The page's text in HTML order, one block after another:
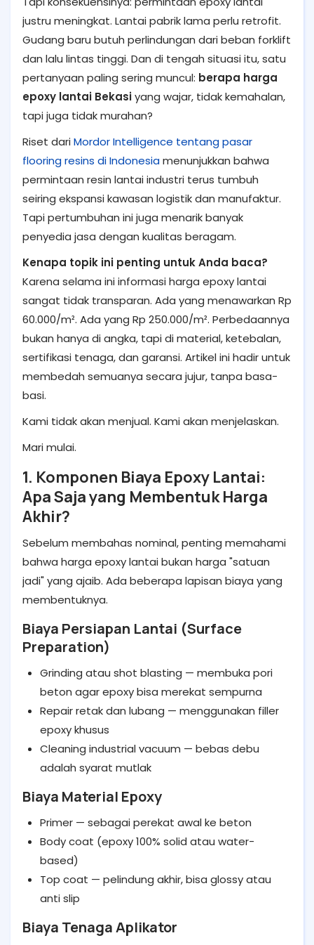
justru meningkat. Lantai pabrik lama perlu retrofit.
Gudang baru butuh perlindungan dari beban forklift
dan lalu lintas tinggi. Dan di tengah situasi itu, satu
pertanyaan paling sering muncul: berapa harga
epoxy lantai Bekasiyang wajar, tidak kemahalan,
tapi juga tidak murahan?
Riset dariMordor Intelligence tentang pasar
flooring resins di Indonesiamenunjukkan bahwa
permintaan resin lantai industri terus tumbuh
seiring ekspansi kawasan logistik dan manufaktur.
Tapi pertumbuhan ini juga menarik banyak
penyedia jasa dengan kualitas beragam.
Kenapa topik ini penting untuk Anda baca?
Karena selama ini informasi harga epoxy lantai
sangat tidak transparan. Ada yang menawarkan Rp
60.000/m². Ada yang Rp 250.000/m². Perbedaannya
bukan hanya di angka, tapi di material, ketebalan,
sertifikasi tenaga, dan garansi. Artikel ini hadir untuk
membedah semuanya secara jujur, tanpa basa-
basi.
Kami tidak akan menjual. Kami akan menjelaskan.
Mari mulai.
1. Komponen Biaya Epoxy Lantai:
Apa Saja yang Membentuk Harga
Akhir?
Sebelum membahas nominal, penting memahami
bahwa harga epoxy lantai bukan harga "satuan
jadi" yang ajaib. Ada beberapa lapisan biaya yang
membentuknya.
Biaya Persiapan Lantai (Surface
Preparation)
Grinding atau shot blasting — membuka pori
beton agar epoxy bisa merekat sempurna
Repair retak dan lubang — menggunakan filler
epoxy khusus
Cleaning industrial vacuum — bebas debu
adalah syarat mutlak
Biaya Material Epoxy
Primer — sebagai perekat awal ke beton
Body coat (epoxy 100% solid atau water-
based)
Top coat — pelindung akhir, bisa glossy atau
anti slip
Biaya Tenaga Aplikator